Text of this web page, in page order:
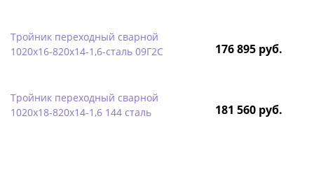
Тройник переходный сварной
1020х16-820х14-1,6-сталь 09Г2С
176 895 руб.
Тройник переходный сварной
1020х18-820х14-1,6 144 сталь
181 560 руб.